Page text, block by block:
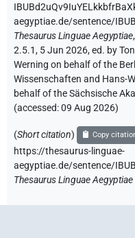
aegyptiae.de/sentence/
Thesaurus Linguae Aegyptiae,
2.5.1, 5 Jun 2026, ed. by
Werning on behalf of the
Wissenschaften and Hans-
behalf of the Sächsische
(accessed:09 Aug 2026)
(Short citation) Copy
https://thesaurus-linguae-
aegyptiae.de/sentence/
Thesaurus Linguae Aegyptiae